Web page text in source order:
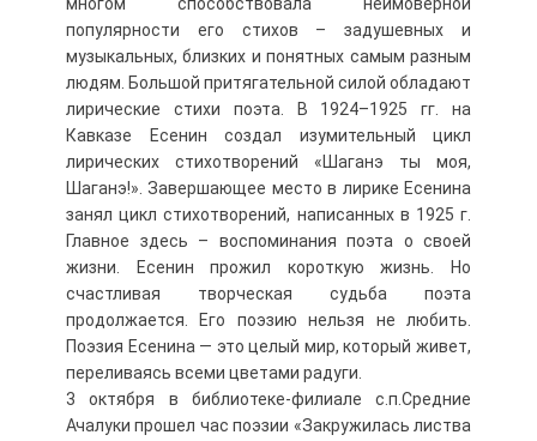
популярности его стихов – задушевных и
музыкальных, близких и понятных самым разным
людям. Большой притягательной силой обладают
лирические стихи поэта. В 1924–1925 гг. на
Кавказе Есенин создал изумительный цикл
лирических стихотворений «Шаганэ ты моя,
Шаганэ!». Завершающее место в лирике Есенина
занял цикл стихотворений, написанных в 1925 г.
Главное здесь – воспоминания поэта о своей
жизни. Есенин прожил короткую жизнь. Но
счастливая творческая судьба поэта
продолжается. Его поэзию нельзя не любить.
Поэзия Есенина — это целый мир, который живет,
переливаясь всеми цветами радуги.
3 октября в библиотеке-филиале с.п.Средние
Ачалуки прошел час поэзии «Закружилась листва